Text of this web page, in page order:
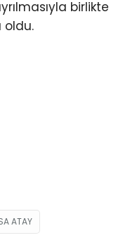
birlikte
oldu.
ATAY